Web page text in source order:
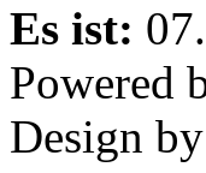
Es ist:
Powered
Design